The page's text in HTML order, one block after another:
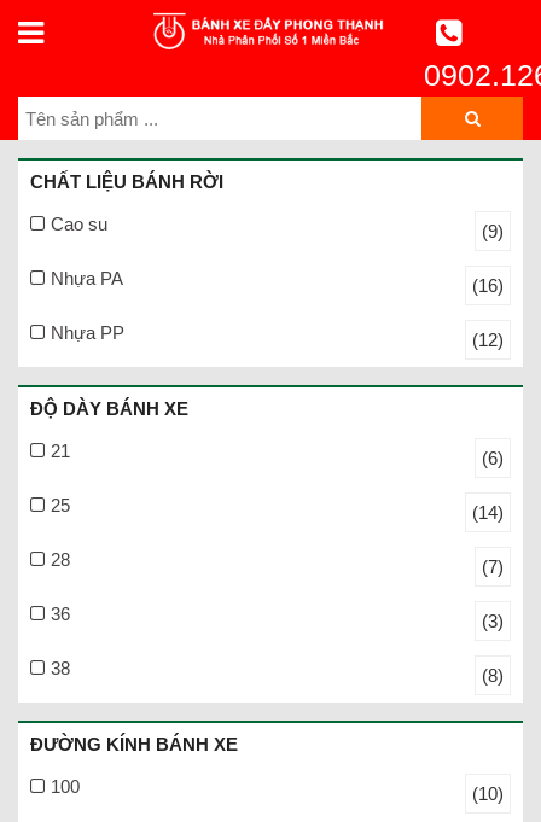
CHẤT LIỆU BÁNH RỜI
Cao su (9)
Nhựa PA (16)
Nhựa PP (12)
ĐỘ DÀY BÁNH XE
21 (6)
25 (14)
28 (7)
36 (3)
38 (8)
ĐƯỜNG KÍNH BÁNH XE
100 (10)